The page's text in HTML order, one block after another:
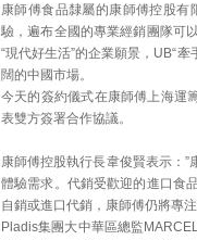
康師傅食品隸屬的康師傅控股有
驗，遍布全國的專業經銷團隊可
“現代好生活”的企業願景，UB“
闊的中國市場。
今天的簽約儀式在康師傅上海運
表雙方簽署合作協議。
康師傅控股執行長韋俊賢表示：
體驗需求。代銷受歡迎的進口食
自銷或進口代銷，康師傅仍將專
Pladis集團大中華區總監